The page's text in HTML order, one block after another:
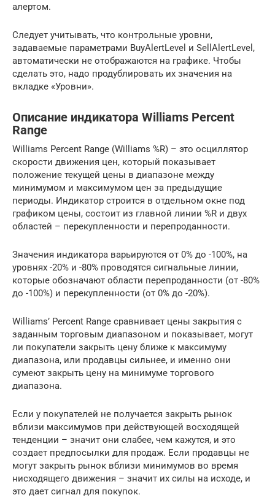
алертом.
Следует учитывать, что контрольные уровни,
задаваемые параметрами BuyAlertLevel и SellAlertLevel,
автоматически не отображаются на графике. Чтобы
сделать это, надо продублировать их значения на
вкладке «Уровни».
Описание индикатора Williams Percent
Range
Williams Percent Range (Williams %R) – это осциллятор
скорости движения цен, который показывает
положение текущей цены в диапазоне между
минимумом и максимумом цен за предыдущие
периоды. Индикатор строится в отдельном окне под
графиком цены, состоит из главной линии %R и двух
областей – перекупленности и перепроданности.
Значения индикатора варьируются от 0% до -100%, на
уровнях -20% и -80% проводятся сигнальные линии,
которые обозначают области перепроданности (от -80%
до -100%) и перекупленности (от 0% до -20%).
Williams’ Percent Range сравнивает цены закрытия с
заданным торговым диапазоном и показывает, могут
ли покупатели закрыть цену ближе к максимуму
диапазона, или продавцы сильнее, и именно они
сумеют закрыть цену на минимуме торгового
диапазона.
Если у покупателей не получается закрыть рынок
вблизи максимумов при действующей восходящей
тенденции – значит они слабее, чем кажутся, и это
создает предпосылки для продаж. Если продавцы не
могут закрыть рынок вблизи минимумов во время
нисходящего движения – значит их силы на исходе, и
это дает сигнал для покупок.